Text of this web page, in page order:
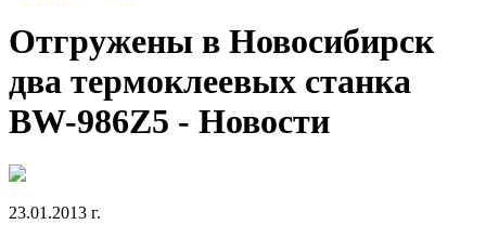
Отгружены в Новосибирск
два термоклеевых станка
BW-986Z5 - Новости
23.01.2013 г.